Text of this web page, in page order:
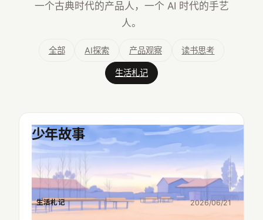
一个古典时代的产品人，一个 AI 时代的手艺
人。
全部 AI探索 产品观察 读书思考
生活札记
少年故事
生活札记 2026/06/21